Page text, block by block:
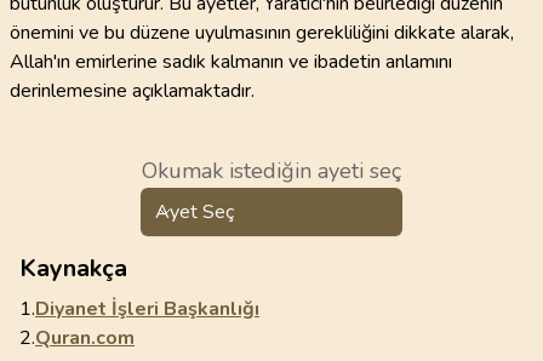
önemini ve bu düzene uyulmasının gerekliliğini dikkate alarak,
Allah'ın emirlerine sadık kalmanın ve ibadetin anlamını
derinlemesine açıklamaktadır.
Okumak istediğin ayeti seç
Ayet Seç
Kaynakça
1.Diyanet İşleri Başkanlığı
2.Quran.com